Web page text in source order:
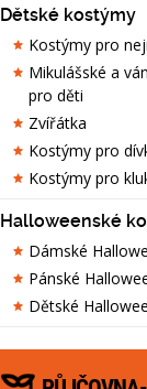
Dětské kostýmy
Kostýmy pro
Mikulášské a
pro děti
Zvířátka
Kostýmy pro
Kostýmy pro
Halloweenské
Dámské
Pánské
Dětské